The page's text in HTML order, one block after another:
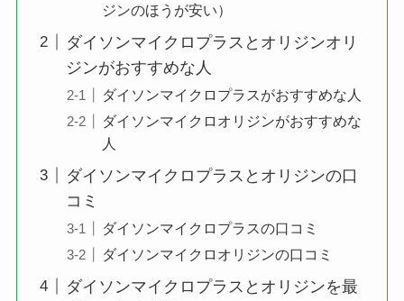
ジンのほうが安い）
ダイソンマイクロプラスとオリジンオリ
ジンがおすすめな人
ダイソンマイクロプラスがおすすめな人
ダイソンマイクロオリジンがおすすめな
人
ダイソンマイクロプラスとオリジンの口
コミ
ダイソンマイクロプラスの口コミ
ダイソンマイクロオリジンの口コミ
ダイソンマイクロプラスとオリジンを最